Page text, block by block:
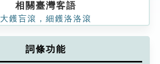
相關臺灣客語
大鑊吂滾，細鑊洛洛滾
詞條功能